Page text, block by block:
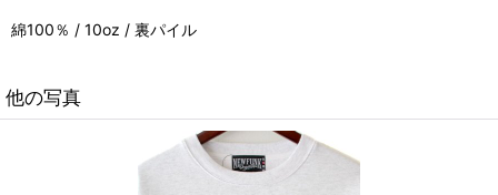
綿100％ / 10oz / 裏パイル
他の写真